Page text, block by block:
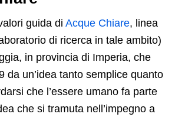
guida di Acque Chiare, linea
di ricerca in tale ambito)
in provincia di Imperia, che
da un’idea tanto semplice quanto
che l’essere umano fa parte
che si tramuta nell’impegno a